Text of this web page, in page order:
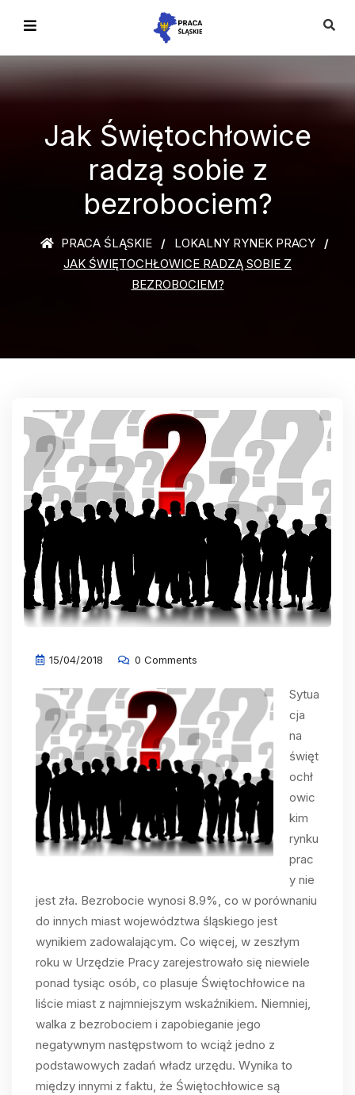
Jak Świętochłowice
radzą sobie z
bezrobociem?
PRACA ŚLĄSKIE
LOKALNY RYNEK PRACY
JAK ŚWIĘTOCHŁOWICE RADZĄ SOBIE Z
BEZROBOCIEM?
15/04/2018 0 Comments
Sytua
cja
na
święt
ochł
owic
kim
rynku
prac
y nie
jest zła. Bezrobocie wynosi 8.9%, co w porównaniu
do innych miast województwa śląskiego jest
wynikiem zadowalającym. Co więcej, w zeszłym
roku w Urzędzie Pracy zarejestrowało się niewiele
ponad tysiąc osób, co plasuje Świętochłowice na
liście miast z najmniejszym wskaźnikiem. Niemniej,
walka z bezrobociem i zapobieganie jego
negatywnym następstwom to wciąż jedno z
podstawowych zadań władz urzędu. Wynika to
między innymi z faktu, że Świętochłowice są